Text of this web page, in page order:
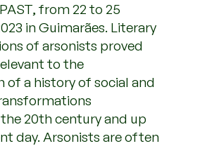
from 22 to 25
in Guimarães. Literary
of arsonists proved
to the
of a history of social and
20th century and up
day. Arsonists are often